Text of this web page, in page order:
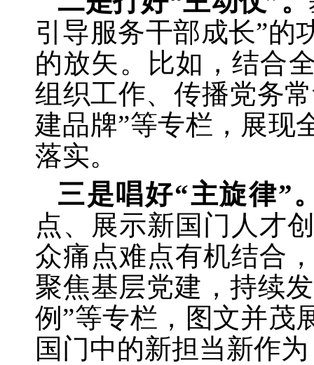
引导服务干部成长”的
的放矢。比如，结合
组织工作、传播党务
建品牌”等专栏，展现
落实。
三是唱好“主旋律”
点、展示新国门人才
众痛点难点有机结合
聚焦基层党建，持续
例”等专栏，图文并茂
国门中的新担当新作